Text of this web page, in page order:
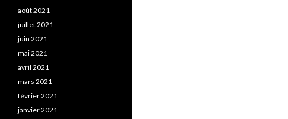
août 2021
juillet 2021
juin 2021
mai 2021
avril 2021
mars 2021
février 2021
janvier 2021